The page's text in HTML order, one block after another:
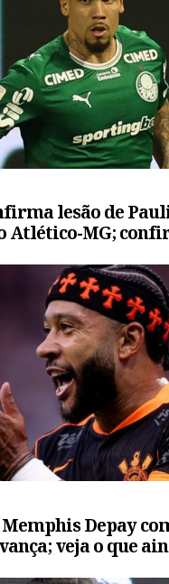
lesão de
Atlético-MG;
Depay
veja o que